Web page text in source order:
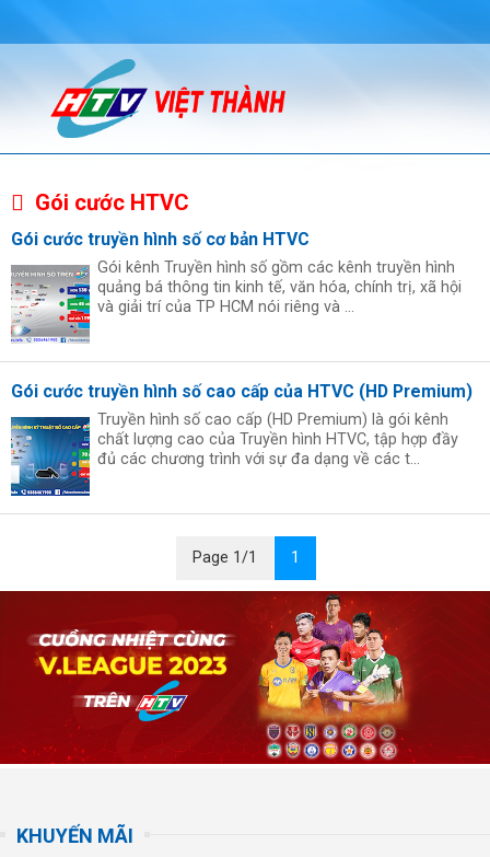
Gói cước HTVC
Gói cước truyền hình số cơ bản HTVC
Gói kênh Truyền hình số gồm các kênh truyền hình
quảng bá thông tin kinh tế, văn hóa, chính trị, xã hội
và giải trí của TP HCM nói riêng và ...
Gói cước truyền hình số cao cấp của HTVC (HD Premium)
Truyền hình số cao cấp (HD Premium) là gói kênh
chất lượng cao của Truyền hình HTVC, tập hợp đầy
đủ các chương trình với sự đa dạng về các t...
Page 1/1 1
KHUYẾN MÃI